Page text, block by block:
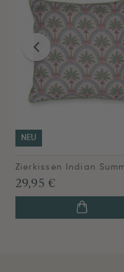
NEU
29,95 €